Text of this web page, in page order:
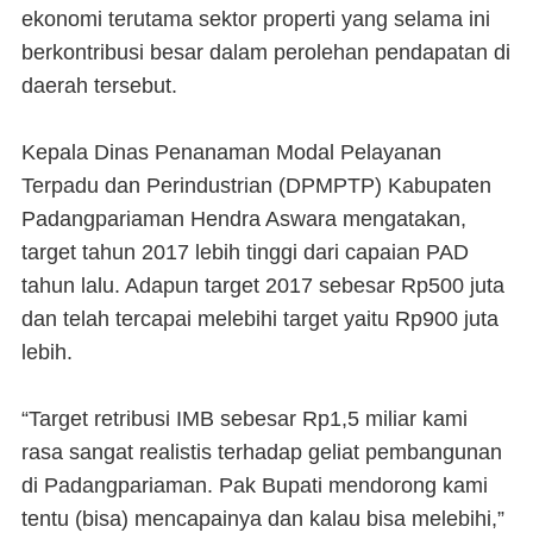
ekonomi terutama sektor properti yang selama ini
berkontribusi besar dalam perolehan pendapatan di
daerah tersebut.
Kepala Dinas Penanaman Modal Pelayanan
Terpadu dan Perindustrian (DPMPTP) Kabupaten
Padangpariaman Hendra Aswara mengatakan,
target tahun 2017 lebih tinggi dari capaian PAD
tahun lalu. Adapun target 2017 sebesar Rp500 juta
dan telah tercapai melebihi target yaitu Rp900 juta
lebih.
“Target retribusi IMB sebesar Rp1,5 miliar kami
rasa sangat realistis terhadap geliat pembangunan
di Padangpariaman. Pak Bupati mendorong kami
tentu (bisa) mencapainya dan kalau bisa melebihi,”